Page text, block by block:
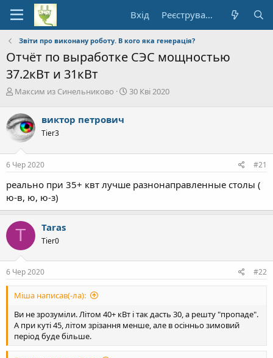
Вхід Реєстрування
Звіти про виконану роботу. В кого яка генерація?
Отчёт по выработке СЭС мощностью
37.2кВт и 31кВт
А
т
о
р
е
м
Максим из Синельниково
Д
ч
к
30 Кві 2020
виктор петрович
Tier3
6 Чер 2020 #21
реально при 35+ квт лучше разнонаправленные столы (
ю-в, ю, ю-з)
T Taras
Tier0
6 Чер 2020 #22
Міша написав(-ла):
Ви не зрозуміли. Літом 40+ кВт і так дасть 30, а решту "пропаде".
А при куті 45, літом зрізання менше, але в осінньо зимовий
період буде більше.